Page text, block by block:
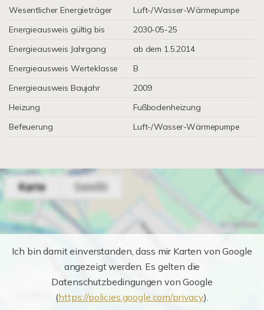
Wesentlicher Energieträger
Luft-/Wasser-Wärmepumpe
Energieausweis gültig bis
2030-05-25
Energieausweis Jahrgang
ab dem 1.5.2014
Energieausweis Werteklasse
B
Energieausweis Baujahr
2009
Heizung
Fußbodenheizung
Befeuerung
Luft-/Wasser-Wärmepumpe
Ich bin damit einverstanden, dass mir Karten von Google
angezeigt werden. Es gelten die
Datenschutzbedingungen von Google
(https://policies.google.com/privacy).